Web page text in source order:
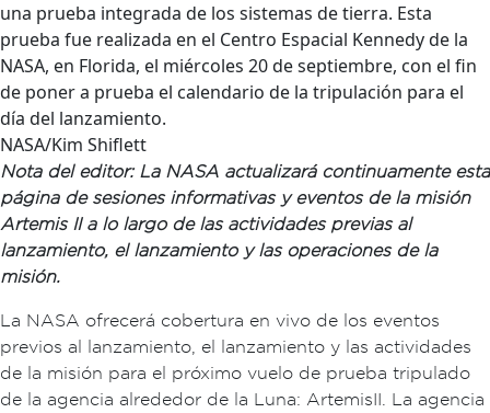
una prueba integrada de los sistemas de tierra. Esta
prueba fue realizada en el Centro Espacial Kennedy de la
NASA, en Florida, el miércoles 20 de septiembre, con el fin
de poner a prueba el calendario de la tripulación para el
día del lanzamiento.
NASA/Kim Shiflett
Nota del editor: La NASA actualizará continuamente esta
página de sesiones informativas y eventos de la misión
Artemis II a lo largo de las actividades previas al
lanzamiento, el lanzamiento y las operaciones de la
misión.
La NASA ofrecerá cobertura en vivo de los eventos
previos al lanzamiento, el lanzamiento y las actividades
de la misión para el próximo vuelo de prueba tripulado
de la agencia alrededor de la Luna: Artemis II. La agencia